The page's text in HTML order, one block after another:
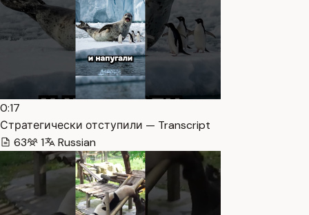
0:17
Стратегически отступили — Transcript
63
1 Russian